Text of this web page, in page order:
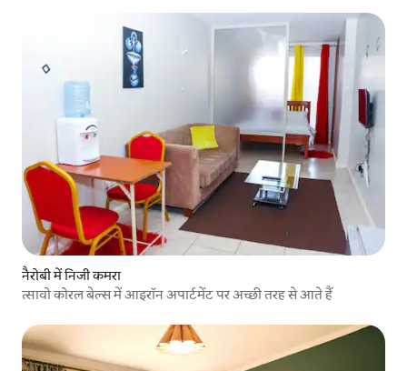
नैरोबी में निजी कमरा
त्सावो कोरल बेल्स में आइरॉन अपार्टमेंट पर अच्छी तरह से आते हैं